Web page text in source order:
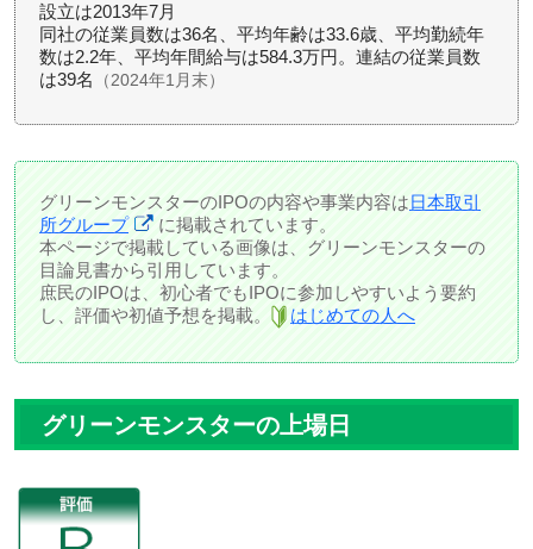
設立は2013年7月
同社の従業員数は36名、平均年齢は33.6歳、平均勤続年
数は2.2年、平均年間給与は584.3万円。連結の従業員数
は39名
（2024年1月末）
グリーンモンスターのIPOの内容や事業内容は 日本取引
所グループ
に掲載されています。
本ページで掲載している画像は、グリーンモンスターの
目論見書から引用しています。
庶民のIPOは、初心者でもIPOに参加しやすいよう要約
し、評価や初値予想を掲載。
はじめての人へ
グリーンモンスターの上場日